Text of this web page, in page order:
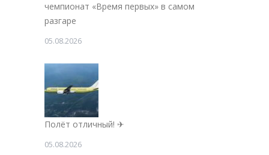
чемпионат «Время первых» в самом
разгаре
05.08.2026
Полёт отличный! ✈
05.08.2026